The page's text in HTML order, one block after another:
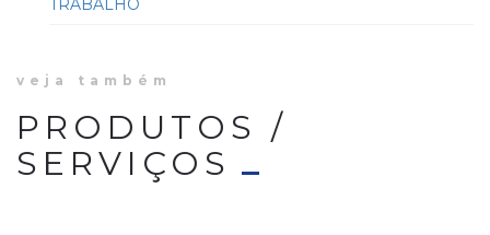
TRABALHO
veja também
PRODUTOS /
SERVIÇOS